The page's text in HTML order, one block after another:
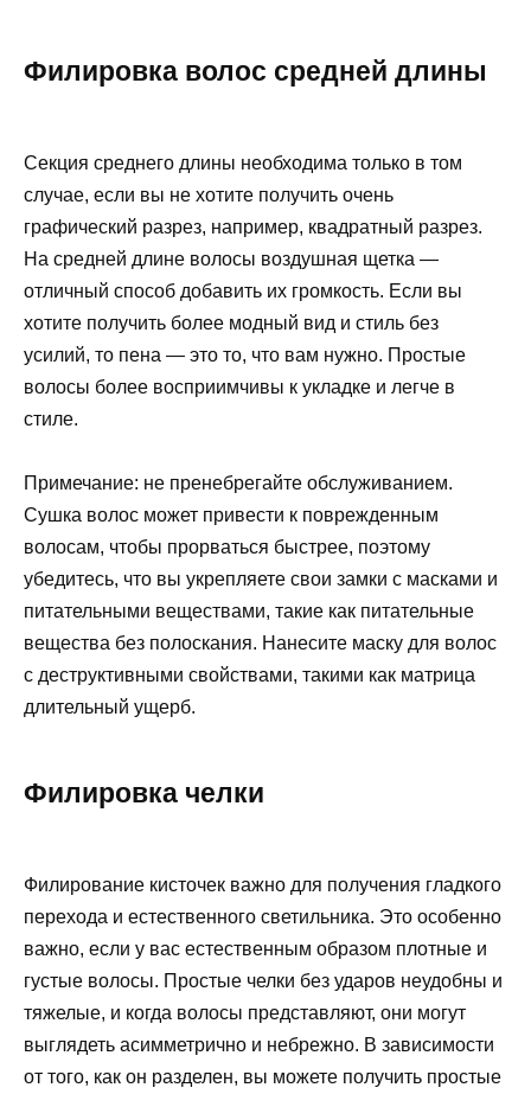
Филировка волос средней длины
Секция среднего длины необходима только в том
случае, если вы не хотите получить очень
графический разрез, например, квадратный разрез.
На средней длине волосы воздушная щетка —
отличный способ добавить их громкость. Если вы
хотите получить более модный вид и стиль без
усилий, то пена — это то, что вам нужно. Простые
волосы более восприимчивы к укладке и легче в
стиле.
Примечание: не пренебрегайте обслуживанием.
Сушка волос может привести к поврежденным
волосам, чтобы прорваться быстрее, поэтому
убедитесь, что вы укрепляете свои замки с масками и
питательными веществами, такие как питательные
вещества без полоскания. Нанесите маску для волос
с деструктивными свойствами, такими как матрица
длительный ущерб.
Филировка челки
Филирование кисточек важно для получения гладкого
перехода и естественного светильника. Это особенно
важно, если у вас естественным образом плотные и
густые волосы. Простые челки без ударов неудобны и
тяжелые, и когда волосы представляют, они могут
выглядеть асимметрично и небрежно. В зависимости
от того, как он разделен, вы можете получить простые